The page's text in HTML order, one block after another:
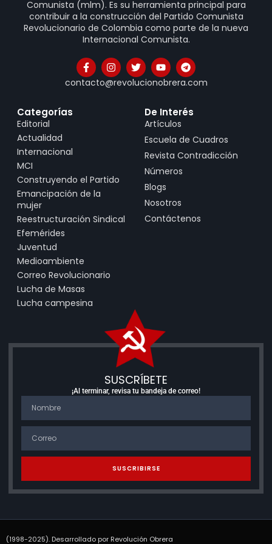
Comunista (mlm). Es su herramienta principal para
contribuir a la construcción del Partido Comunista
Revolucionario de Colombia como parte de la nueva
Internacional Comunista.
contacto@revolucionobrera.com
Categorías
Editorial
Actualidad
Internacional
MCI
Construyendo el Partido
Emancipación de la
mujer
Reestructuración Sindical
Efemérides
Juventud
Medioambiente
Correo Revolucionario
Lucha de Masas
Lucha campesina
De Interés
Artículos
Escuela de Cuadros
Revista Contradicción
Números
Blogs
Nosotros
Contáctenos
SUSCRÍBETE
¡Al terminar, revisa tu bandeja de correo!
SUSCRIBIRSE
(1998-2025). Desarrollado por Revolución Obrera